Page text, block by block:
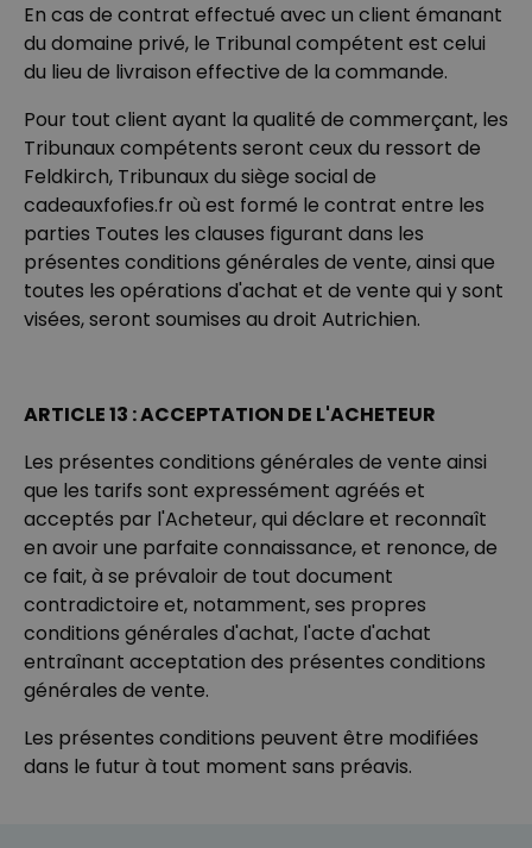
En cas de contrat effectué avec un client émanant
du domaine privé, le Tribunal compétent est celui
du lieu de livraison effective de la commande.
Pour tout client ayant la qualité de commerçant, les
Tribunaux compétents seront ceux du ressort de
Feldkirch, Tribunaux du siège social de
cadeauxfofies.fr où est formé le contrat entre les
parties Toutes les clauses figurant dans les
présentes conditions générales de vente, ainsi que
toutes les opérations d'achat et de vente qui y sont
visées, seront soumises au droit Autrichien.
ARTICLE 13 : ACCEPTATION DE L'ACHETEUR
Les présentes conditions générales de vente ainsi
que les tarifs sont expressément agréés et
acceptés par l'Acheteur, qui déclare et reconnaît
en avoir une parfaite connaissance, et renonce, de
ce fait, à se prévaloir de tout document
contradictoire et, notamment, ses propres
conditions générales d'achat, l'acte d'achat
entraînant acceptation des présentes conditions
générales de vente.
Les présentes conditions peuvent être modifiées
dans le futur à tout moment sans préavis.